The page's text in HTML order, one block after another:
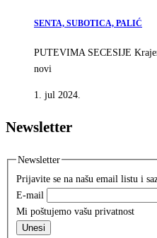
SENTA, SUBOTICA, PALIĆ
PUTEVIMA SECESIJE
novi
1. jul 2024.
Newsletter
Newsletter
Prijavite se na našu email listu i
E-mail
Mi poštujemo vašu privatnost
Unesi